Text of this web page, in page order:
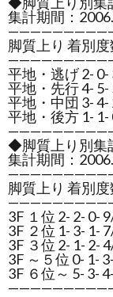
集計期間：
脚質上り 着別
平地・逃げ 2- 0-
平地・先行 4- 5-
平地・中団 3- 4-
平地・後方 1- 1-
◆脚質上り別集
集計期間：
脚質上り 着別
3F １位 2- 2- 0-
3F ２位 1- 3- 1-
3F ３位 2- 1- 2-
3F ～５位 0- 1-
3F ６位～ 5- 3-